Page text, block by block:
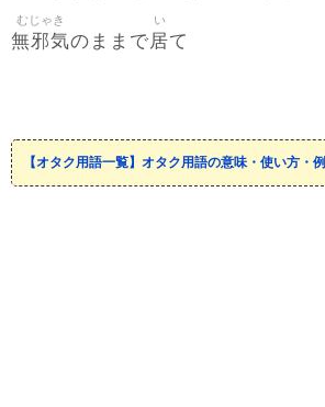
無邪気
むじゃき
のままで居
い
て
【オタク用語一覧】オタク用語の意味・使い方・